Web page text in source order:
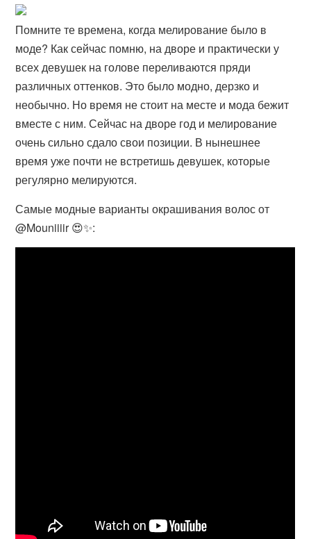
Помните те времена, когда мелирование было в
моде? Как сейчас помню, на дворе и практически у
всех девушек на голове переливаются пряди
различных оттенков. Это было модно, дерзко и
необычно. Но время не стоит на месте и мода бежит
вместе с ним. Сейчас на дворе год и мелирование
очень сильно сдало свои позиции. В нынешнее
время уже почти не встретишь девушек, которые
регулярно мелируются.
Самые модные варианты окрашивания волос от
@Mouniiiir 😍✨: